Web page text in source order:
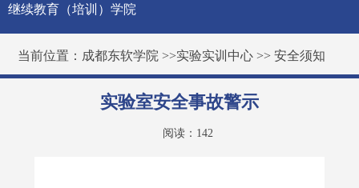
继续教育（培训）学院
当前位置： 成都东软学院 >>实验实训中心 >>安全须知
实验室安全事故警示
阅读： 142